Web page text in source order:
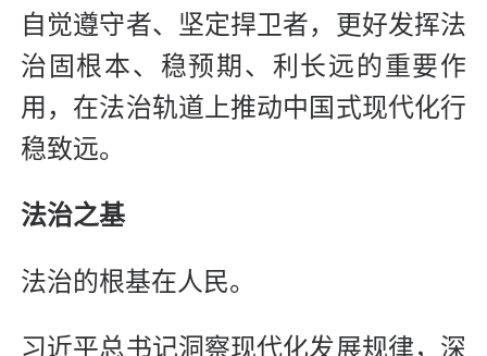
自觉遵守者、坚定捍卫者，更好发挥法
治固根本、稳预期、利长远的重要作
用，在法治轨道上推动中国式现代化行
稳致远。
法治之基
法治的根基在人民。
习近平总书记洞察现代化发展规律，深